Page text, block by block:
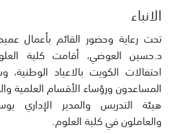
الانباء
تحت رعاية وحضور القائم بأعمال
د.حسين العوضي، أقامت كلية
احتفالات الكويت بالاعياد
المساعدون ورؤساء الأقسام العلمية
هيئة التدريس والمدير
والعاملون في كلية العلوم.